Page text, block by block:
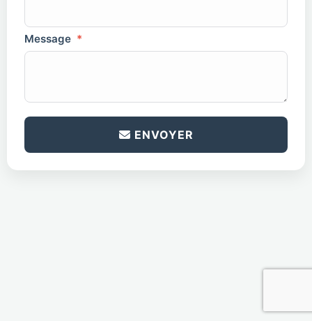
Message *
ENVOYER